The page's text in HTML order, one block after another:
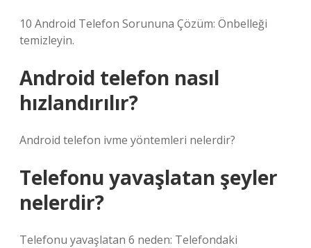
10 Android Telefon Sorununa Çözüm: Önbelleği
temizleyin.
Android telefon nasıl
hızlandırılır?
Android telefon ivme yöntemleri nelerdir?
Telefonu yavaşlatan şeyler
nelerdir?
Telefonu yavaşlatan 6 neden: Telefondaki